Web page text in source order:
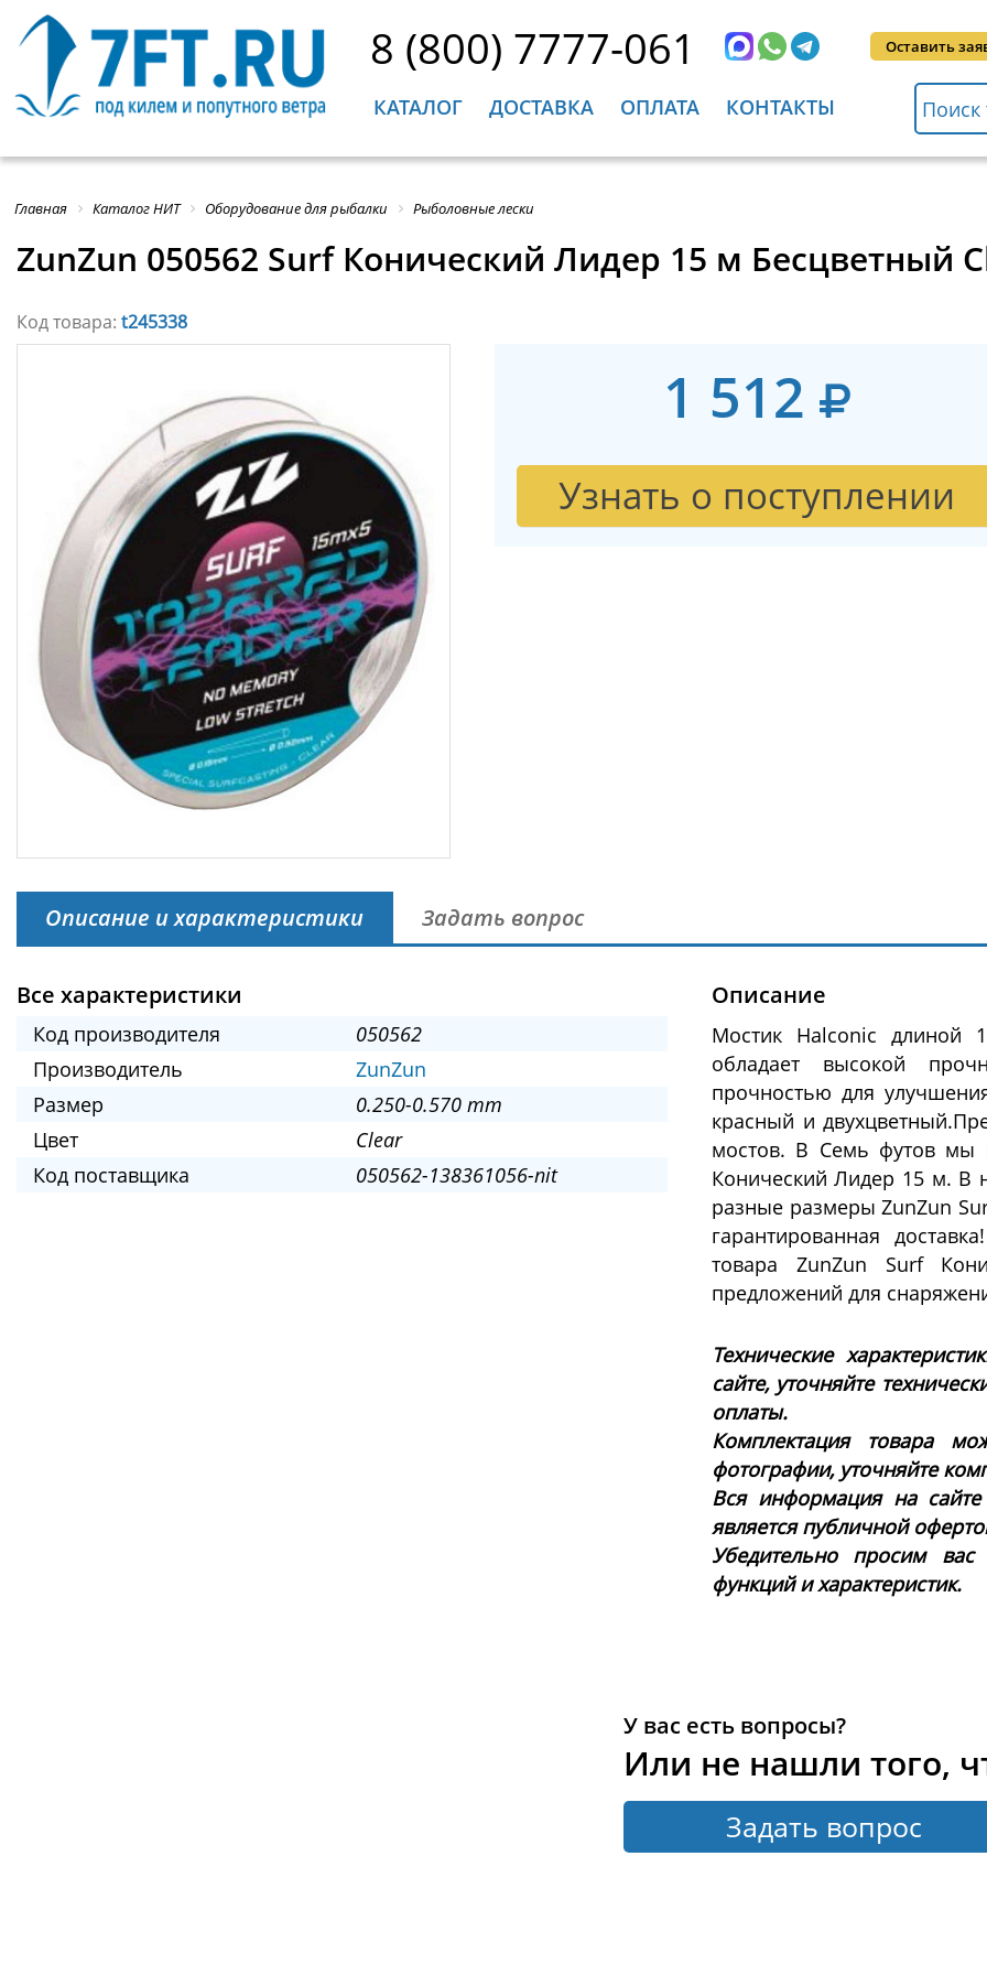
8 (800) 7777-061 Оставить
КАТАЛОГ ДОСТАВКА ОПЛАТА КОНТАКТЫ
Главная Каталог НИТ Оборудование для рыбалки Рыболовные лески
ZunZun 050562 Surf Конический Лидер 15 м Бесцветный
Код товара: t245338
1 512
Узнать о поступлении
Описание и характеристики Задать вопрос
Все характеристики
Код производителя
050562
Производитель
ZunZun
Размер
0.250-0.570 mm
Цвет
Clear
Код поставщика
050562-138361056-nit
Описание
Мостик Halconic длиной
обладает высокой
прочностью для
красный и
мостов. В Семь футов мы
Конический Лидер 15 м. В
разные размеры ZunZun
гарантированная
товара ZunZun Surf
предложений для
Технические
сайте, уточняйте
оплаты.
Комплектация товара
фотографии, уточняйте
Вся информация на
является публичной
Убедительно просим
функций и характеристик.
У вас есть вопросы?
Или не нашли того,
Задать вопрос